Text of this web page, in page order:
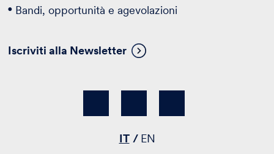
Bandi, opportunità e agevolazioni
Iscriviti alla Newsletter
IT EN